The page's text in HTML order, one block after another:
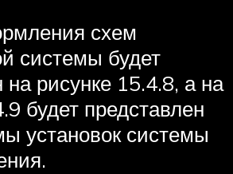
схем
системы будет
на рисунке 15.4.8, а на
будет представлен
установок системы